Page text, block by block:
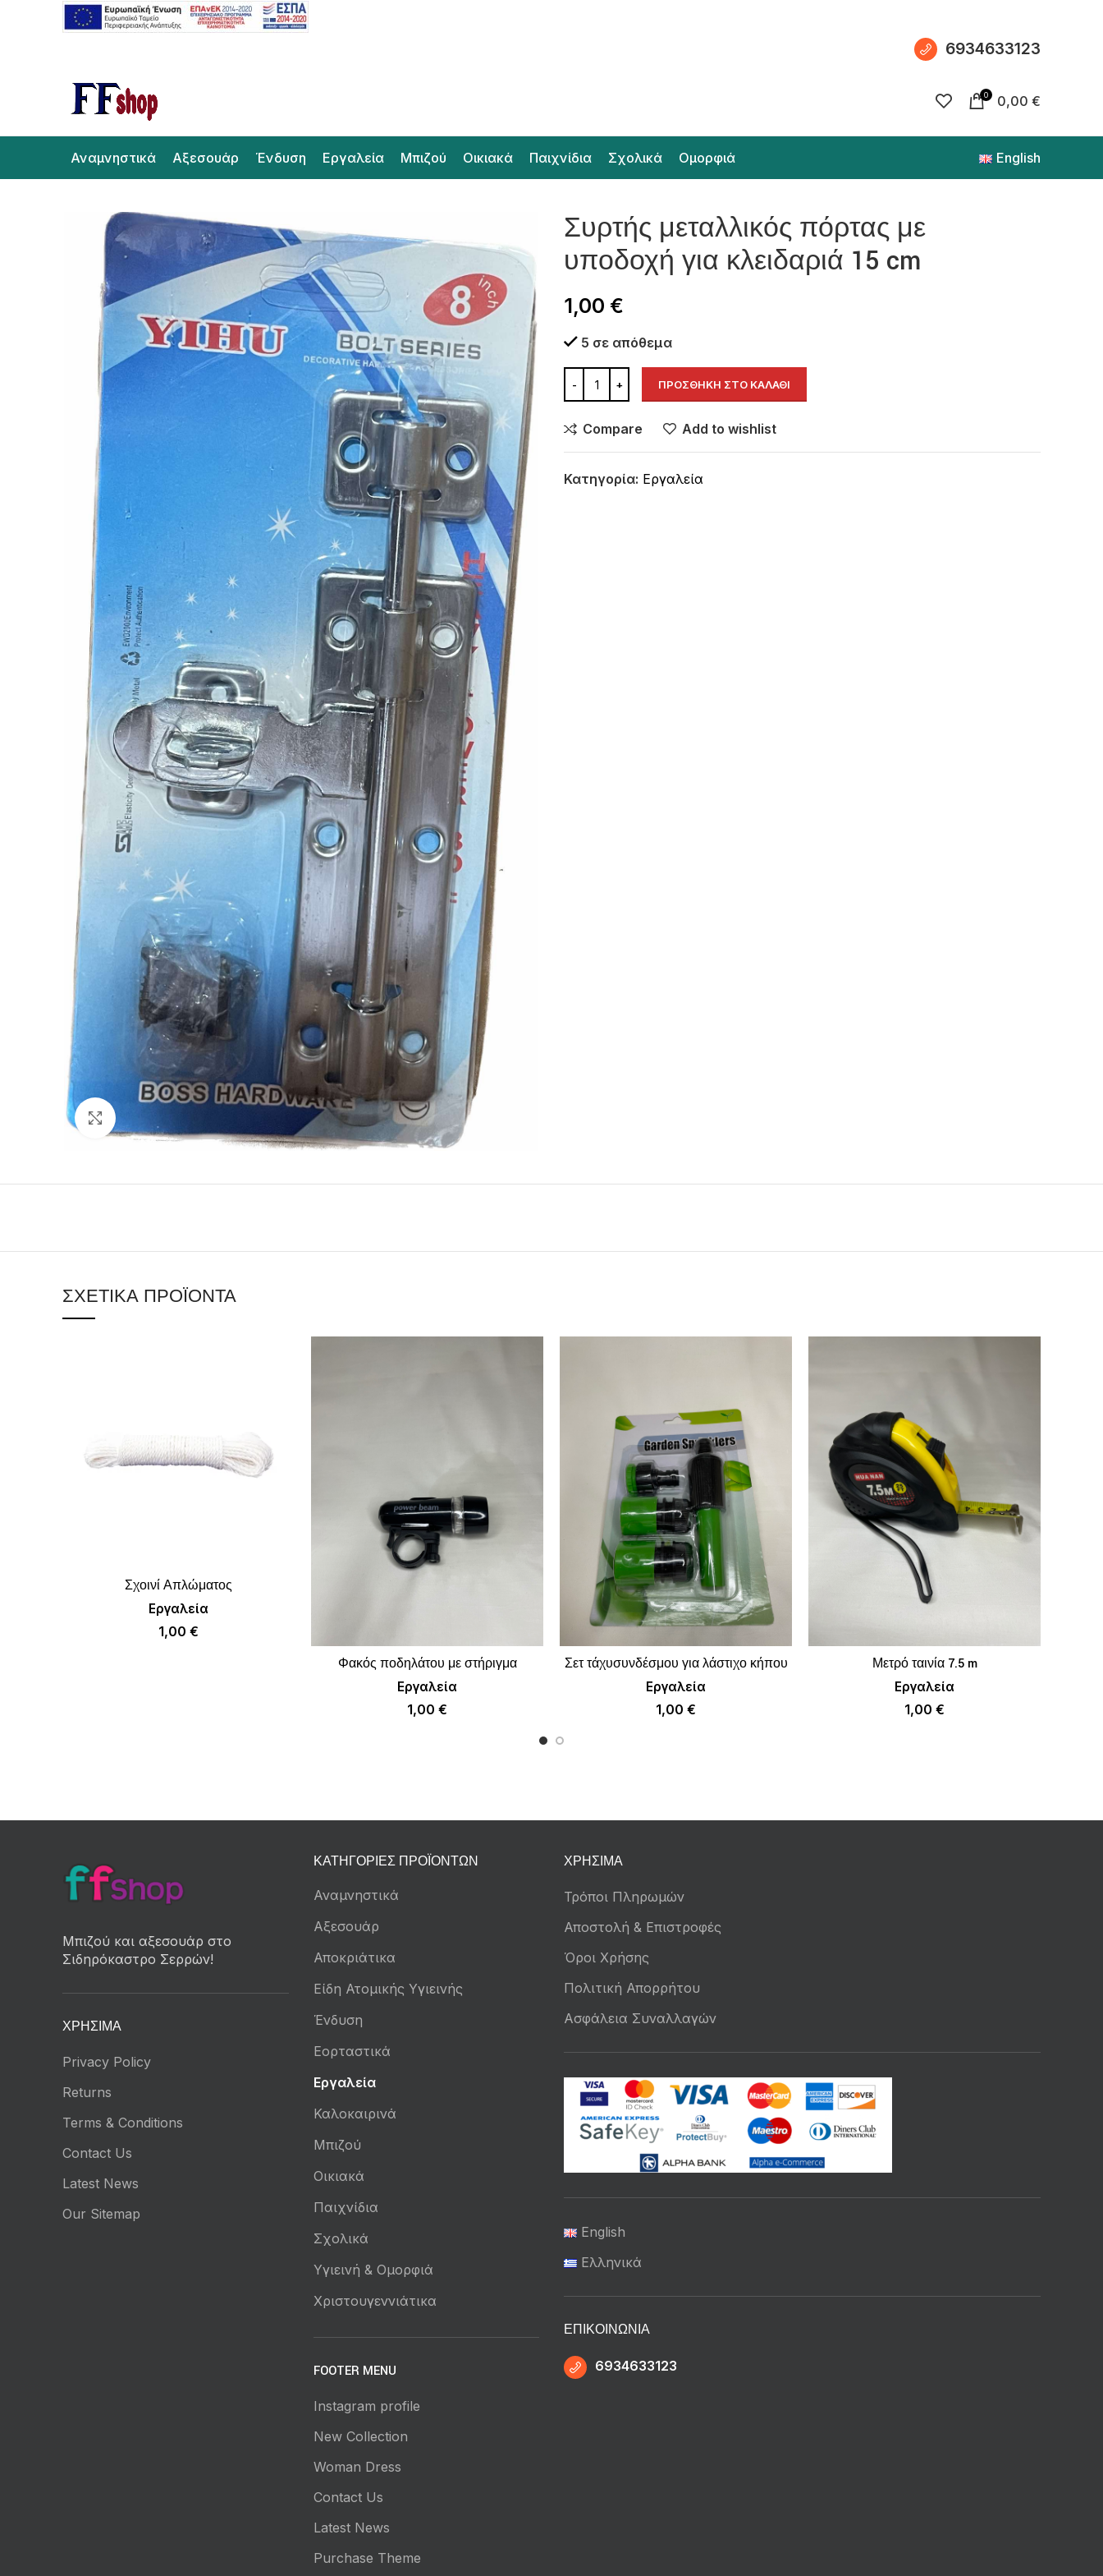
6934633123
0 0,00 €
Αναμνηστικά Αξεσουάρ Ένδυση Εργαλεία Μπιζού Οικιακά Παιχνίδια Σχολικά Ομορφιά English
Συρτής μεταλλικός πόρτας με
υποδοχή για κλειδαριά 15 cm
1,00 €
5 σε απόθεμα
ΠΡΟΣΘΉΚΗ ΣΤΟ ΚΑΛΆΘΙ
Compare Add to wishlist
Κατηγορία: Εργαλεία
ΣΧΕΤΙΚΆ ΠΡΟΪΌΝΤΑ
ΠΡΟΣΘΉΚΗ ΣΤΟ ΚΑΛΆΘΙ
Σχοινί Απλώματος
Εργαλεία
1,00 €
ΠΡΟΣΘΉΚΗ ΣΤΟ ΚΑΛΆΘΙ
Φακός ποδηλάτου με στήριγμα
Εργαλεία
1,00 €
ΠΡΟΣΘΉΚΗ ΣΤΟ ΚΑΛΆΘΙ
Σετ τάχυσυνδέσμου για λάστιχο κήπου
Εργαλεία
1,00 €
ΠΡΟΣΘΉΚΗ ΣΤΟ ΚΑΛΆΘΙ
Μετρό ταινία 7.5 m
Εργαλεία
1,00 €
Μπιζού και αξεσουάρ στο
Σιδηρόκαστρο Σερρών!
ΧΡΉΣΙΜΑ
Privacy Policy
Returns
Terms & Conditions
Contact Us
Latest News
Our Sitemap
ΚΑΤΗΓΟΡΊΕΣ ΠΡΟΪΌΝΤΩΝ
Αναμνηστικά
Αξεσουάρ
Αποκριάτικα
Είδη Ατομικής Υγιεινής
Ένδυση
Εορταστικά
Εργαλεία
Καλοκαιρινά
Μπιζού
Οικιακά
Παιχνίδια
Σχολικά
Υγιεινή & Ομορφιά
Χριστουγεννιάτικα
FOOTER MENU
Instagram profile
New Collection
Woman Dress
Contact Us
Latest News
Purchase Theme
ΧΡΉΣΙΜΑ
Τρόποι Πληρωμών
Αποστολή & Επιστροφές
Όροι Χρήσης
Πολιτική Απορρήτου
Ασφάλεια Συναλλαγών
English
Ελληνικά
ΕΠΙΚΟΙΝΩΝΊΑ
6934633123